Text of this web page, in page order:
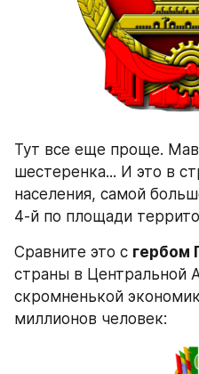
Тут все еще проще.
шестеренка... И это в
населения, самой
4-й по площади
Сравните это с гербом
страны в Центральной
скромненькой
миллионов человек: